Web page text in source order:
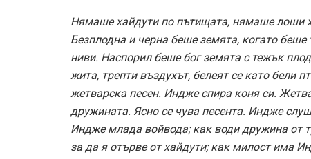
Нямаше хайдути по пътищата, нямаше лоши
Безплодна и черна беше земята, когато
ниви. Наспорил беше бог земята с тежък
жита, трепти въздухът, белеят се като бели
жетварска песен. Индже спира коня си.
дружината. Ясно се чува песента. Индже
Индже млада войвода; как води дружина от
за да я отърве от хайдути; как милост има